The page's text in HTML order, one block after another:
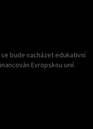
bude nacházet edukativní
Evropskou unií.